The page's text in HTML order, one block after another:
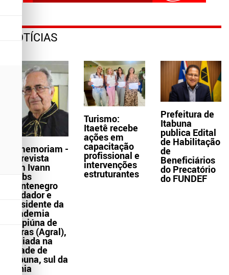
NOTÍCIAS
In memoriam -
Entrevista
com Ivann
Krebs
Montenegro
fundador e
presidente da
Academia
Grapiúna de
Letras (Agral),
sediada na
cidade de
Itabuna, sul da
Bahia
Turismo:
Itaetê recebe
ações em
capacitação
profissional e
intervenções
estruturantes
Prefeitura de
Itabuna
publica Edital
de Habilitação
de
Beneficiários
do Precatório
do FUNDEF